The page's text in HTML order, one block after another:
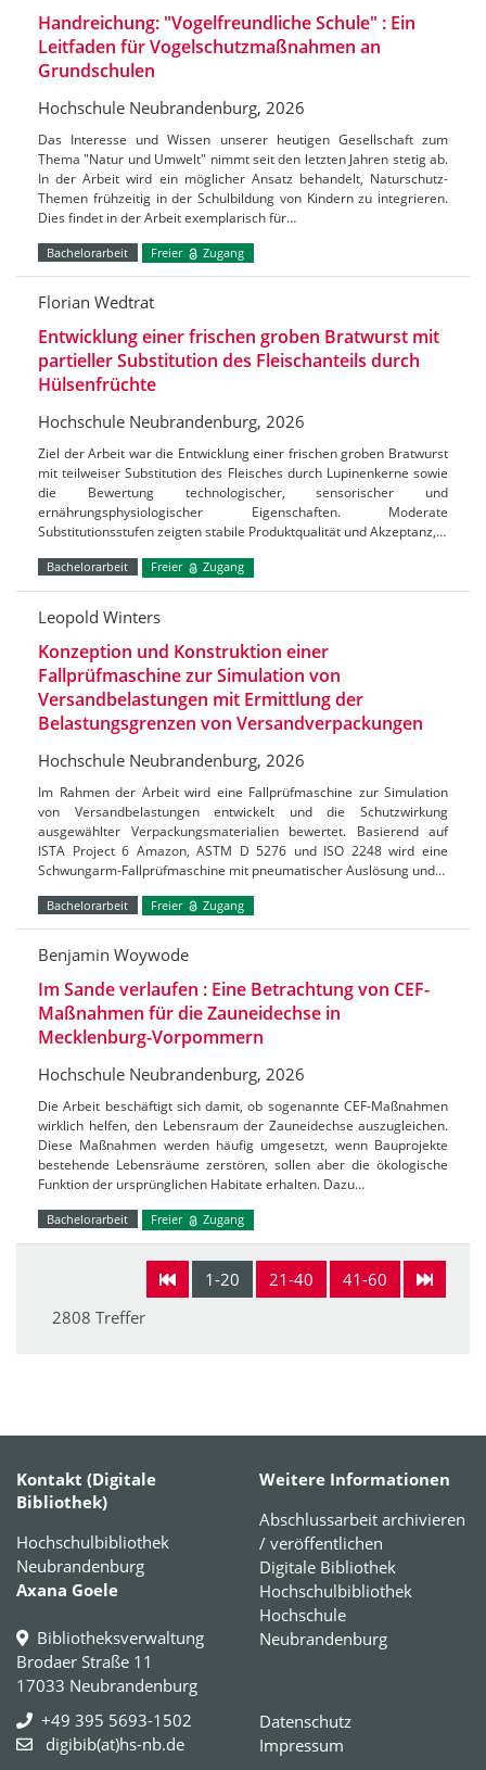
Handreichung: "Vogelfreundliche Schule" : Ein
Leitfaden für Vogelschutzmaßnahmen an
Grundschulen
Hochschule Neubrandenburg, 2026
Das Interesse und Wissen unserer heutigen Gesellschaft zum
Thema "Natur und Umwelt" nimmt seit den letzten Jahren stetig ab.
In der Arbeit wird ein möglicher Ansatz behandelt, Naturschutz-
Themen frühzeitig in der Schulbildung von Kindern zu integrieren.
Dies findet in der Arbeit exemplarisch für…
Bachelorarbeit Freier Zugang
Florian Wedtrat
Entwicklung einer frischen groben Bratwurst mit
partieller Substitution des Fleischanteils durch
Hülsenfrüchte
Hochschule Neubrandenburg, 2026
Ziel der Arbeit war die Entwicklung einer frischen groben Bratwurst
mit teilweiser Substitution des Fleisches durch Lupinenkerne sowie
die Bewertung technologischer, sensorischer und
ernährungsphysiologischer Eigenschaften. Moderate
Substitutionsstufen zeigten stabile Produktqualität und Akzeptanz,…
Bachelorarbeit Freier Zugang
Leopold Winters
Konzeption und Konstruktion einer
Fallprüfmaschine zur Simulation von
Versandbelastungen mit Ermittlung der
Belastungsgrenzen von Versandverpackungen
Hochschule Neubrandenburg, 2026
Im Rahmen der Arbeit wird eine Fallprüfmaschine zur Simulation
von Versandbelastungen entwickelt und die Schutzwirkung
ausgewählter Verpackungsmaterialien bewertet. Basierend auf
ISTA Project 6 Amazon, ASTM D 5276 und ISO 2248 wird eine
Schwungarm-Fallprüfmaschine mit pneumatischer Auslösung und…
Bachelorarbeit Freier Zugang
Benjamin Woywode
Im Sande verlaufen : Eine Betrachtung von CEF-
Maßnahmen für die Zauneidechse in
Mecklenburg-Vorpommern
Hochschule Neubrandenburg, 2026
Die Arbeit beschäftigt sich damit, ob sogenannte CEF-Maßnahmen
wirklich helfen, den Lebensraum der Zauneidechse auszugleichen.
Diese Maßnahmen werden häufig umgesetzt, wenn Bauprojekte
bestehende Lebensräume zerstören, sollen aber die ökologische
Funktion der ursprünglichen Habitate erhalten. Dazu…
Bachelorarbeit Freier Zugang
1-20 21-40
41-60
2808 Treffer
Kontakt (Digitale
Bibliothek)
Hochschulbibliothek
Neubrandenburg
Axana Goele
Bibliotheksverwaltung
Brodaer Straße 11
17033 Neubrandenburg
+49 395 5693-1502
digibib(at)hs-nb.de
Weitere Informationen
Abschlussarbeit archivieren
/ veröffentlichen
Digitale Bibliothek
Hochschulbibliothek
Hochschule
Neubrandenburg
Datenschutz
Impressum